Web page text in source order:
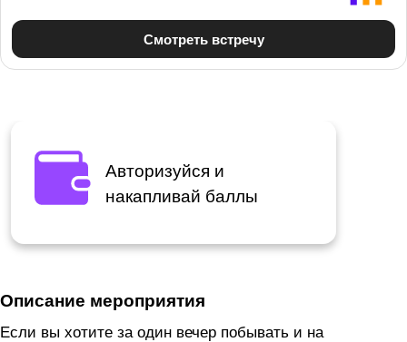
Авторизуйся и
накапливай баллы
Описание мероприятия
Если вы хотите за один вечер побывать и на